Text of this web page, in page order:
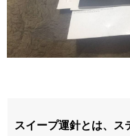
スイープ運針とは、ス